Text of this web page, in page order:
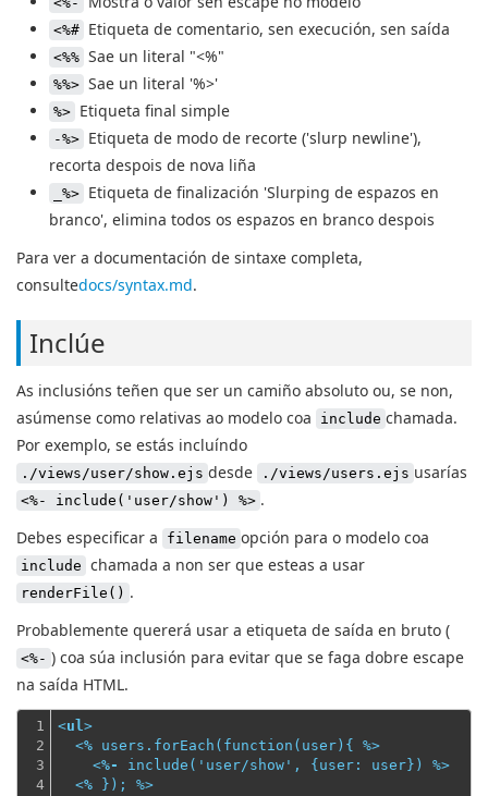
<%# Etiqueta de comentario, sen execución, sen saída
<%% Sae un literal "<%"
%%> Sae un literal '%>'
%> Etiqueta final simple
-%> Etiqueta de modo de recorte ('slurp newline'),
recorta despois de nova liña
_%> Etiqueta de finalización 'Slurping de espazos en
branco', elimina todos os espazos en branco despois
Para ver a documentación de sintaxe completa,
consultedocs/syntax.md.
Inclúe
As inclusións teñen que ser un camiño absoluto ou, se non,
asúmense como relativas ao modelo coa
include chamada.
Por exemplo, se estás incluíndo
./views/user/show.ejs desde ./views/users.ejs usarías
<%- include('user/show') %> .
Debes especificar a
filename opción para o modelo coa
include chamada a non ser que esteas a usar
renderFile() .
Probablemente quererá usar a etiqueta de saída en bruto (
<%- ) coa súa inclusión para evitar que se faga dobre escape
na saída HTML.
1
2
3
4
<ul>
<% users.forEach ( function ( user ){ %>
<%- include (' user/show ', { user: user }) %>
<% }); %>